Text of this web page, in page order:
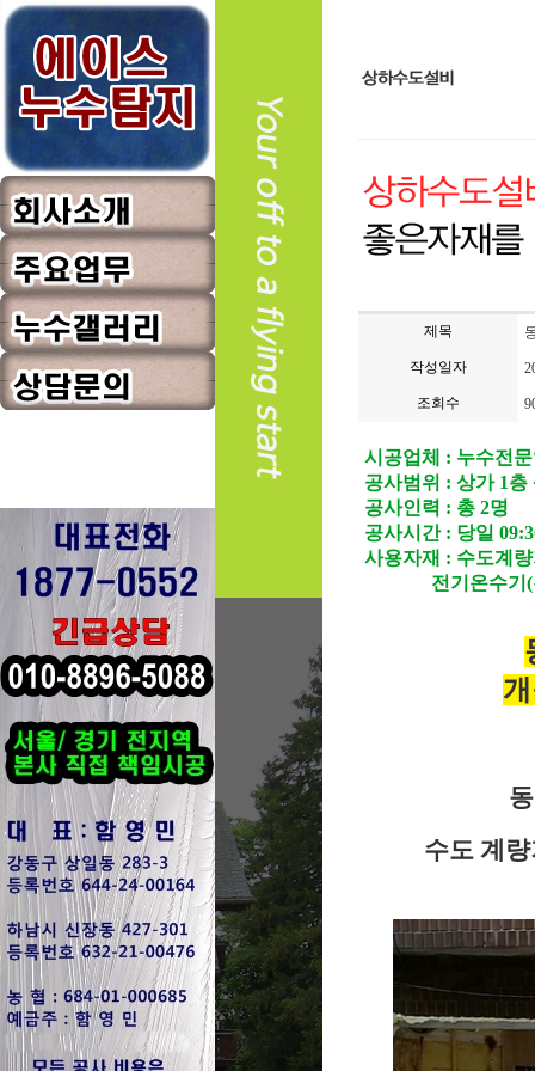
회사소개
보유장비
지점안내
누수탐지
방수공사
상하수도설비
보도자료
업무제휴
제목
작성일자
조회수
시공업체 : 누수전
공사범위 : 상가 1
공사인력 : 총 2명
공사시간 : 당일
사용자재 : 수도계
전기온수기(경
수도 계